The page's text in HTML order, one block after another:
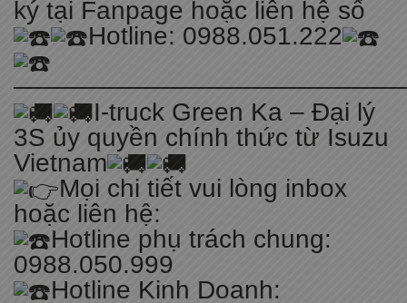
ký tại Fanpage hoặc liên hệ số
Hotline: 0988.051.222
I-truck Green Ka – Đại lý
3S ủy quyền chính thức từ Isuzu
Vietnam
Mọi chi tiết vui lòng inbox
hoặc liên hệ:
Hotline phụ trách chung:
0988.050.999
Hotline Kinh Doanh: